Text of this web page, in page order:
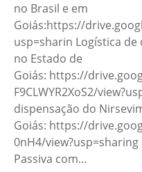
no Brasil e em
Goiás:https://
usp=sharin Logística
no Estado de
Goiás: https://
F9CLWYR2XoS2/
dispensação do
Goiás: https://
0nH4/
Passiva com…